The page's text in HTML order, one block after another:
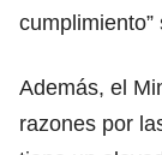
cumplimiento”
Además, el
razones por